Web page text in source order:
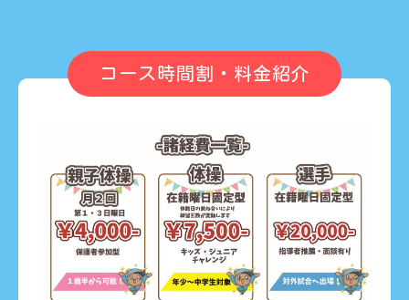
コース時間割・料金紹介